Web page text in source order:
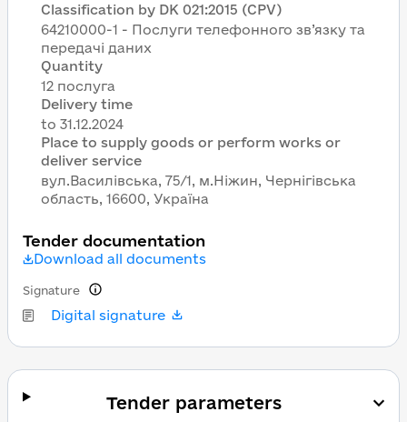
Classification by DK 021:2015 (CPV)
64210000-1 - Послуги телефонного зв’язку та
передачі даних
Quantity
12 послуга
Delivery time
Place to supply goods or perform works or
deliver service
вул.Василівська, 75/1, м.Ніжин, Чернігівська
область, 16600, Україна
Tender documentation
Download all documents
Digital signature
Signature
Tender parameters